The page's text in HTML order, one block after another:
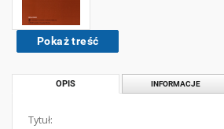
Pokaż treść
OPIS INFORMACJE
Tytuł: